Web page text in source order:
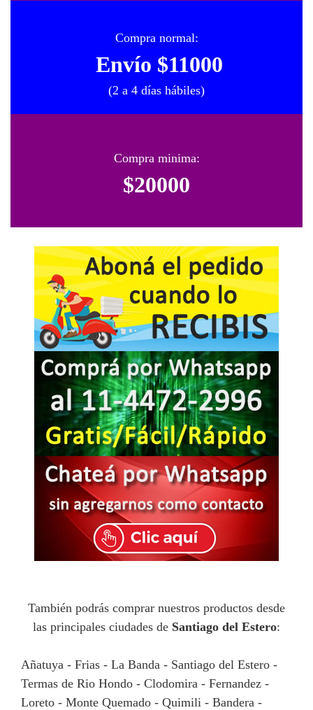
Compra normal:
Envío $11000
(2 a 4 días hábiles)
Compra minima:
$20000
También podrás comprar nuestros productos desde
las principales ciudades de Santiago del Estero:
Añatuya - Frias - La Banda - Santiago del Estero -
Termas de Rio Hondo - Clodomira - Fernandez -
Loreto - Monte Quemado - Quimili - Bandera -